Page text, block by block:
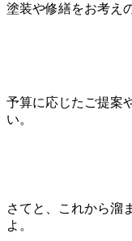
塗装や修繕をお考え
予算に応じたご提案
い。
さてと、これから溜
よ。